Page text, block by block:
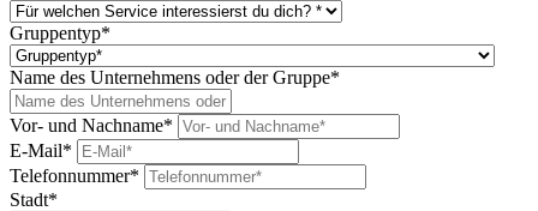
Gruppentyp*
Name des Unternehmens oder der Gruppe*
Vor- und Nachname*
E-Mail*
Telefonnummer*
Stadt*